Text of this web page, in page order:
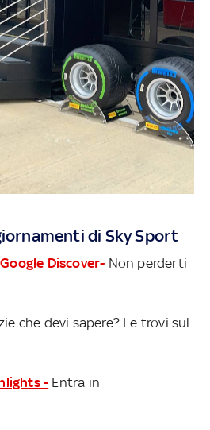
di Sky Sport
Discover- Non perderti
che devi sapere? Le trovi sul
- Entra in